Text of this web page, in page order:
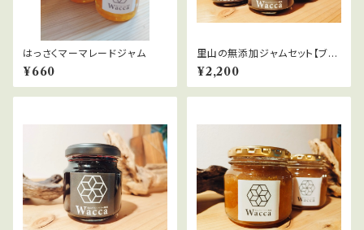
はっさくマーマレードジャム
¥660
里山の無添加ジャムセット【ブル
ーベリー2個、季節のジャム1個】
¥2,200